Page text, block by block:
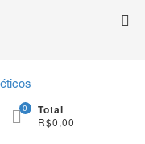
0 Total
R$0,00